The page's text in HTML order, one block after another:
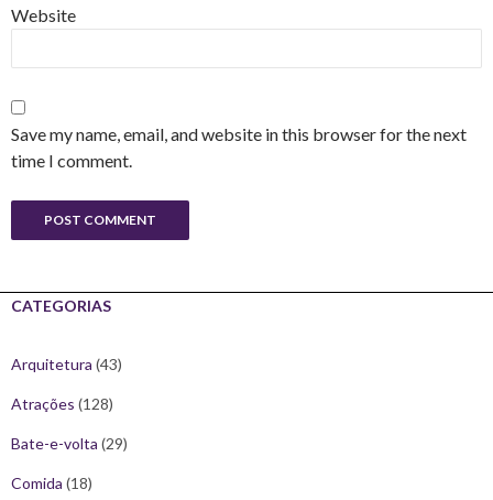
Website
Save my name, email, and website in this browser for the next
time I comment.
CATEGORIAS
Arquitetura (43)
Atrações (128)
Bate-e-volta (29)
Comida (18)